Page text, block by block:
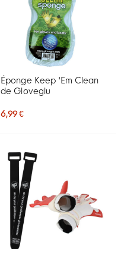
Éponge Keep 'Em Clean
de Gloveglu
6,99 €